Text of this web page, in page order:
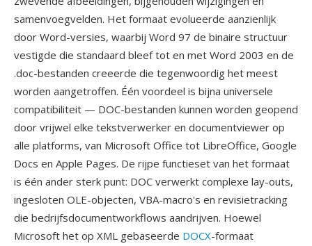
samenvoegvelden. Het formaat evolueerde aanzienlijk
door Word-versies, waarbij Word 97 de binaire structuur
vestigde die standaard bleef tot en met Word 2003 en de
.doc-bestanden creeerde die tegenwoordig het meest
worden aangetroffen. Één voordeel is bijna universele
compatibiliteit — DOC-bestanden kunnen worden geopend
door vrijwel elke tekstverwerker en documentviewer op
alle platforms, van Microsoft Office tot LibreOffice, Google
Docs en Apple Pages. De rijpe functieset van het formaat
is één ander sterk punt: DOC verwerkt complexe lay-outs,
ingesloten OLE-objecten, VBA-macro's en revisietracking
die bedrijfsdocumentworkflows aandrijven. Hoewel
Microsoft het op XML gebaseerde DOCX-formaat